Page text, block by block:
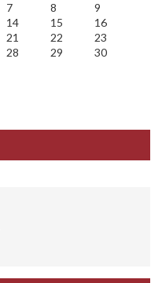
7 8
9
14 15
16
21 22
23
28 29
30